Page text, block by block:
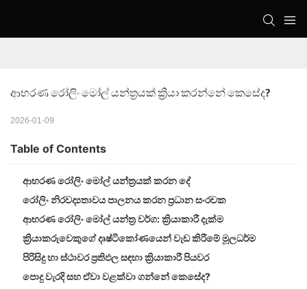
ආභරණ රෝලිං මෝල් යන්ත්‍රයක් ක්‍රියා කරන්නේ කෙසේද?
2026-01-09
Table of Contents
ආභරණ රෝලිං මෝල් යන්ත්‍රයක් කරන දේ
රෝලිං නිරවද්‍යතාවය පාලනය කරන ප්‍රධාන සංරචක
ආභරණ රෝලිං මෝල් යන්ත්‍ර වර්ග: ක්‍රියාකාරී දැක්ම
ක්‍රියාකරුවෙකුගේ දෘෂ්ටිකෝණයෙන් වැඩ කිරීමේ මූලධර්ම
පිරිසිදු හා ස්ථාවර ප්‍රතිඵල සඳහා ක්‍රියාකාරී පියවර
පොදු වැරදි සහ ඒවා වළක්වා ගන්නේ කෙසේද?